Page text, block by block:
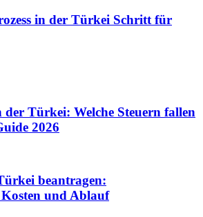
in der Türkei Schritt für
der Türkei: Welche Steuern fallen
2026
beantragen:
Kosten und Ablauf